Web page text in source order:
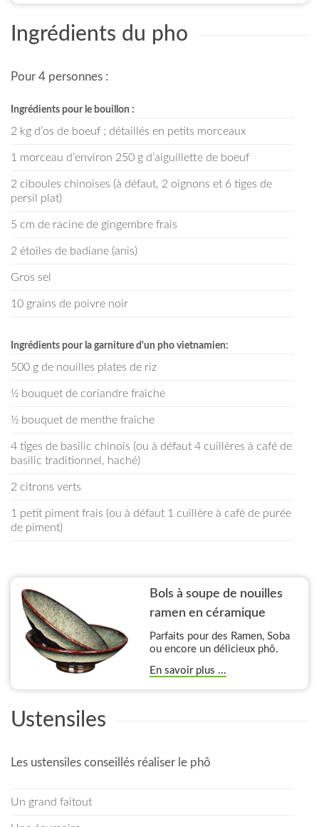
Ingrédients du pho
Pour 4 personnes :
Ingrédients pour le bouillon :
2 kg d’os de boeuf ; détaillés en petits morceaux
1 morceau d’environ 250 g d’aiguillette de boeuf
2 ciboules chinoises (à défaut, 2 oignons et 6 tiges de
persil plat)
5 cm de racine de gingembre frais
2 étoiles de badiane (anis)
Gros sel
10 grains de poivre noir
Ingrédients pour la garniture d'un pho vietnamien:
500 g de nouilles plates de riz
½ bouquet de coriandre fraîche
½ bouquet de menthe fraîche
4 tiges de basilic chinois (ou à défaut 4 cuillères à café de
basilic traditionnel, haché)
2 citrons verts
1 petit piment frais (ou à défaut 1 cuillère à café de purée
de piment)
Bols à soupe de nouilles
ramen en céramique
Parfaits pour des Ramen, Soba
ou encore un délicieux phô.
En savoir plus ...
Ustensiles
Les ustensiles conseillés réaliser le phô
Un grand faitout